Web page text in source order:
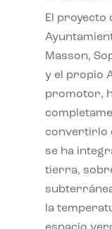
El proyecto
Masson,
y el propio
promotor,
convertirlo
se ha
tierra,
la